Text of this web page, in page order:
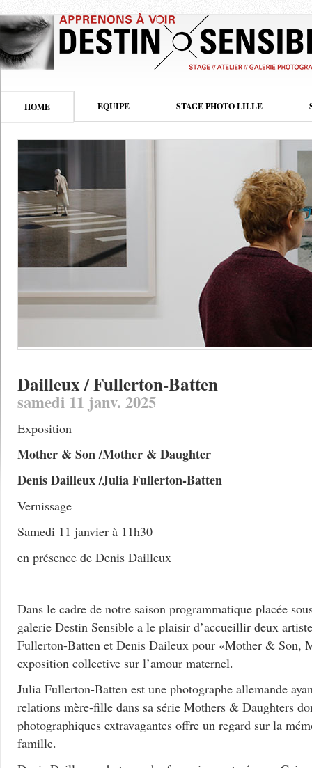
HOME EQUIPE STAGE PHOTO LILLE
Dailleux / Fullerton-Batten
samedi 11 janv. 2025
Exposition
Mother & Son /Mother & Daughter
Denis Dailleux /Julia Fullerton-Batten
Vernissage
Samedi 11 janvier à 11h30
en présence de Denis Dailleux
Dans le cadre de notre saison programmatique placée
galerie Destin Sensible a le plaisir d’accueillir deux
Fullerton-Batten et Denis Daileux pour «Mother & Son,
exposition collective sur l’amour maternel.
Julia Fullerton-Batten est une photographe allemande
relations mère-fille dans sa série Mothers & Daughters
photographiques extravagantes offre un regard sur la
famille.